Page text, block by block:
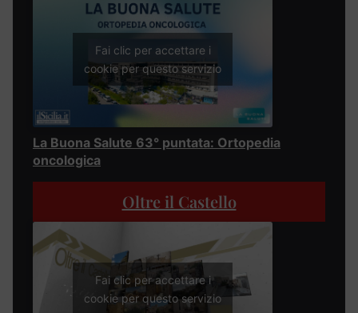
Fai clic per accettare i
cookie per questo servizio
La Buona Salute 63° puntata: Ortopedia
oncologica
Oltre il Castello
Fai clic per accettare i
cookie per questo servizio